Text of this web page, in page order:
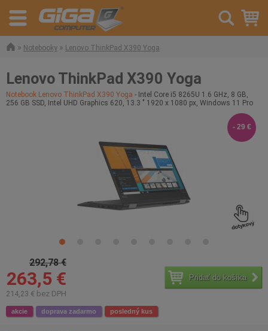
» Notebooky » Lenovo ThinkPad X390 Yoga
Lenovo ThinkPad X390 Yoga
Notebook Lenovo ThinkPad X390 Yoga - Intel Core i5 8265U 1.6 GHz, 8 GB,
256 GB SSD, Intel UHD Graphics 620, 13.3 " 1920 x 1080 px, Windows 11 Pro
292,78 €
263,5 €
214,23 € bez DPH
Pridať do košíka
akcie doprava zadarmo posledný kus
- 29 €